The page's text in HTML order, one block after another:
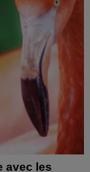
avec les